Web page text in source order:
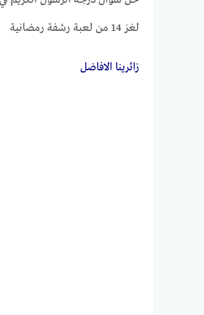
لغز 14 من لعبة رشفة رمضانية
زائرينـــا الافاضــل